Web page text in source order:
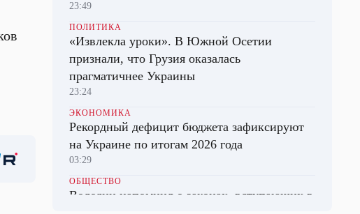
23:49
ПОЛИТИКА
«Извлекла уроки». В Южной Осетии
признали, что Грузия оказалась
прагматичнее Украины
23:24
ЭКОНОМИКА
Рекордный дефицит бюджета зафиксируют
на Украине по итогам 2026 года
03:29
ОБЩЕСТВО
Володин напомнил о законах, вступающих в